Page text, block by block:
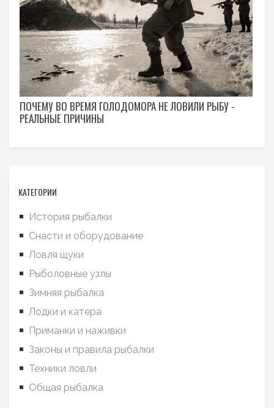
ПОЧЕМУ ВО ВРЕМЯ ГОЛОДОМОРА НЕ ЛОВИЛИ РЫБУ -
РЕАЛЬНЫЕ ПРИЧИНЫ
КАТЕГОРИИ
История рыбалки
Снасти и оборудование
Ловля щуки
Рыболовные узлы
Зимняя рыбалка
Лодки и катера
Приманки и наживки
Законы и правила рыбалки
Техники ловли
Общая рыбалка